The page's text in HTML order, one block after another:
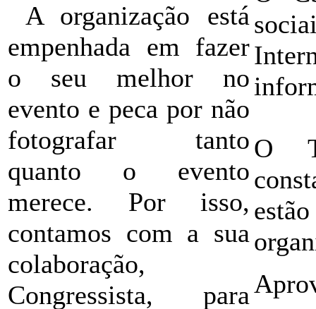
A organização está
empenhada em fazer
o seu melhor no
evento e peca por não
fotografar tanto
quanto o evento
merece. Por isso,
contamos com a sua
colaboração,
Congressista, para
O